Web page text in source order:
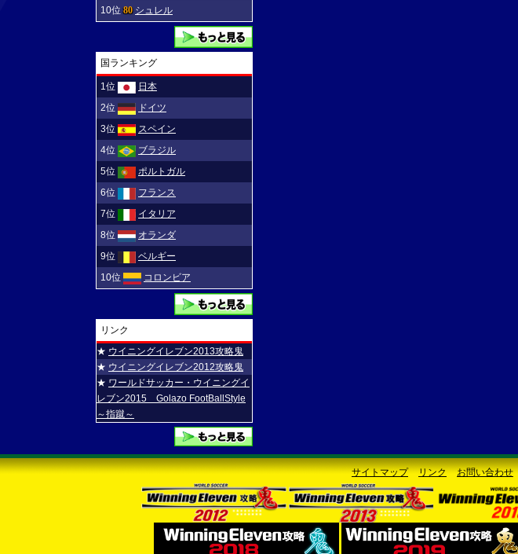
10位80 シュレル
国ランキング
1位
日本
2位
ドイツ
3位
スペイン
4位
ブラジル
5位
ポルトガル
6位
フランス
7位
イタリア
8位
オランダ
9位
ベルギー
10位
コロンビア
リンク
★ ウイニングイレブン2013攻略鬼
★ ウイニングイレブン2012攻略鬼
★ ワールドサッカー・ウイニングイ
レブン2015 Golazo FootBallStyle
～指蹴～
サイトマップ リンク お問い合わせ